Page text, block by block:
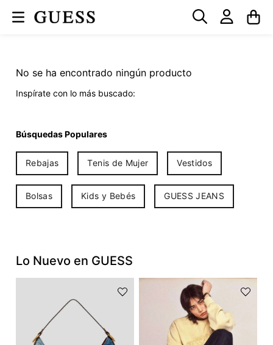
No se ha encontrado ningún producto
Inspírate con lo más buscado:
Búsquedas Populares
Rebajas Tenis de Mujer Vestidos
Bolsas Kids y Bebés GUESS JEANS
Lo Nuevo en GUESS